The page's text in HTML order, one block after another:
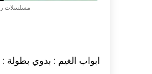
مسلسلات رمضان
ابواب الغيم : بدوي